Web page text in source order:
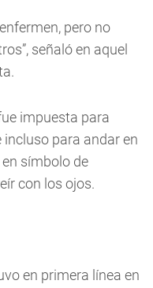
pero no
señaló en aquel
impuesta para
para andar en
símbolo de
con los ojos.
en primera línea en